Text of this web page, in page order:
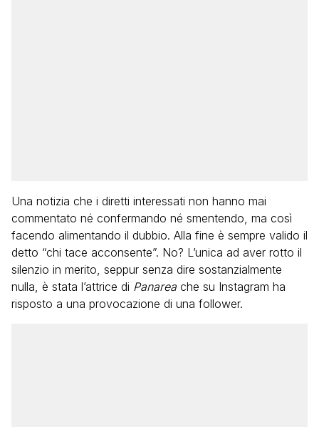
Una notizia che i diretti interessati non hanno mai
commentato né confermando né smentendo, ma così
facendo alimentando il dubbio. Alla fine è sempre valido il
detto “chi tace acconsente”. No? L’unica ad aver rotto il
silenzio in merito, seppur senza dire sostanzialmente
nulla, è stata l’attrice di Panarea che su Instagram ha
risposto a una provocazione di una follower.